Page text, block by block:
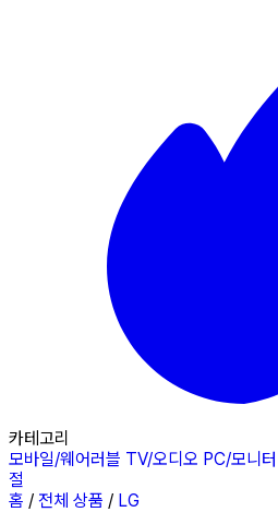
카테고리
모바일/웨어러블 TV/오디오 PC/모니터
절
홈 / 전체 상품 / LG